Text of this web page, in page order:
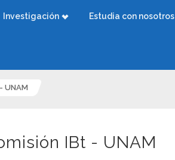
Investigación Estudia con nosotros
UNAM
IBt - UNAM